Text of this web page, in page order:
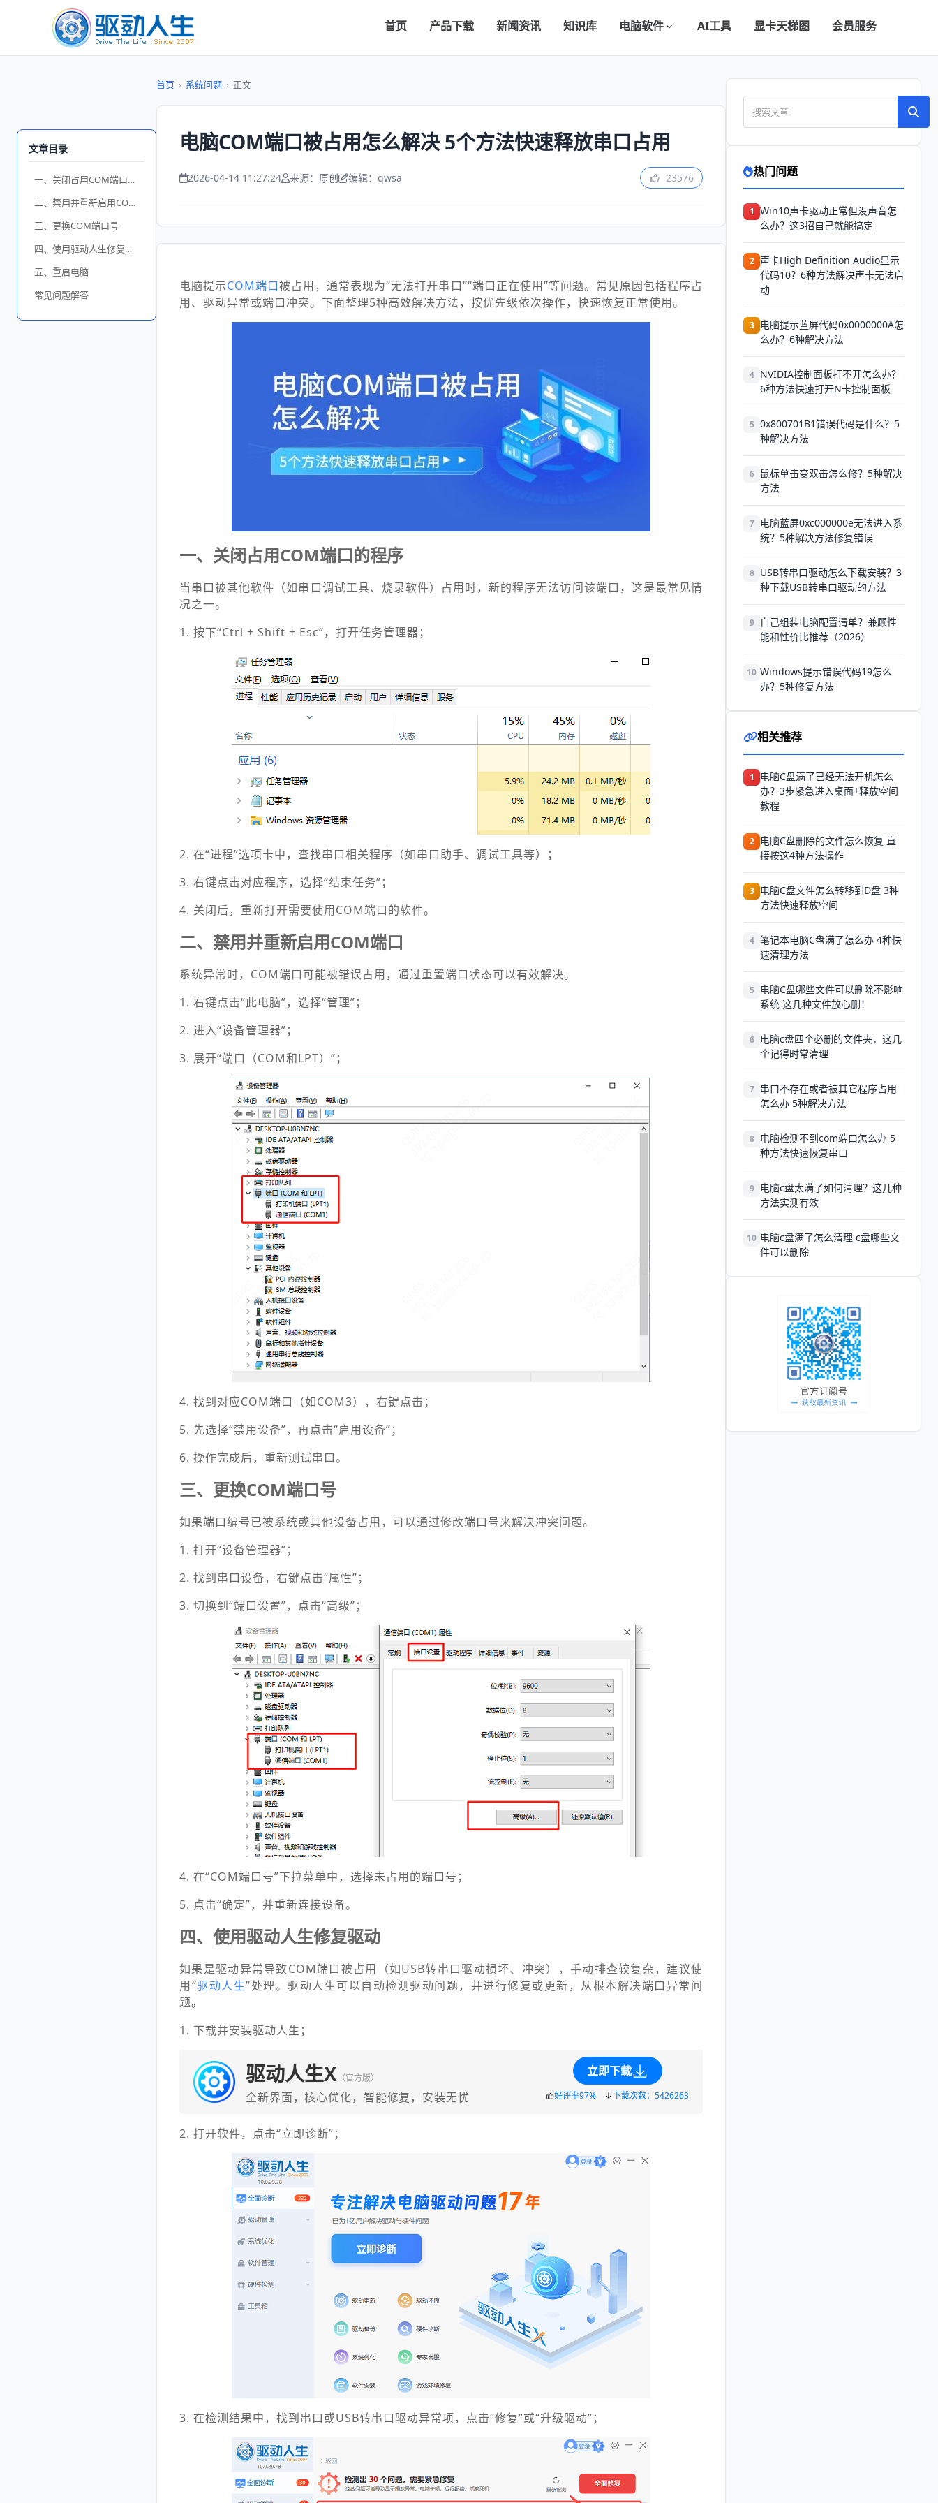
首页 产品下载 新闻资讯 知识库 电脑软件 AI工具 显卡天梯图 会员服务
文章目录
一、关闭占用COM端口的程序
二、禁用并重新启用COM端口
三、更换COM端口号
四、使用驱动人生修复驱动
五、重启电脑
常见问题解答
首页 › 系统问题 › 正文
电脑COM端口被占用怎么解决 5个方法快速释放串口占用
2026-04-14 11:27:24 来源：原创 编辑：qwsa 23576
电脑提示COM端口被占用，通常表现为“无法打开串口”“端口正在使用”等问题。常见原因包括程序占
用、驱动异常或端口冲突。下面整理5种高效解决方法，按优先级依次操作，快速恢复正常使用。
一、关闭占用COM端口的程序
当串口被其他软件（如串口调试工具、烧录软件）占用时，新的程序无法访问该端口，这是最常见情
况之一。
1. 按下“Ctrl + Shift + Esc”，打开任务管理器；
2. 在“进程”选项卡中，查找串口相关程序（如串口助手、调试工具等）；
3. 右键点击对应程序，选择“结束任务”；
4. 关闭后，重新打开需要使用COM端口的软件。
二、禁用并重新启用COM端口
系统异常时，COM端口可能被错误占用，通过重置端口状态可以有效解决。
1. 右键点击“此电脑”，选择“管理”；
2. 进入“设备管理器”；
3. 展开“端口（COM和LPT）”；
4. 找到对应COM端口（如COM3），右键点击；
5. 先选择“禁用设备”，再点击“启用设备”；
6. 操作完成后，重新测试串口。
三、更换COM端口号
如果端口编号已被系统或其他设备占用，可以通过修改端口号来解决冲突问题。
1. 打开“设备管理器”；
2. 找到串口设备，右键点击“属性”；
3. 切换到“端口设置”，点击“高级”；
4. 在“COM端口号”下拉菜单中，选择未占用的端口号；
5. 点击“确定”，并重新连接设备。
四、使用驱动人生修复驱动
如果是驱动异常导致COM端口被占用（如USB转串口驱动损坏、冲突），手动排查较复杂，建议使
用“驱动人生”处理。驱动人生可以自动检测驱动问题，并进行修复或更新，从根本解决端口异常问
题。
1. 下载并安装驱动人生；
驱动人生X （官方版）
全新界面，核心优化，智能修复，安装无忧
立即下载
好评率97% 下载次数：5426263
2. 打开软件，点击“立即诊断”；
3. 在检测结果中，找到串口或USB转串口驱动异常项，点击“修复”或“升级驱动”；
热门问题
1 Win10声卡驱动正常但没声音怎
么办？这3招自己就能搞定
2 声卡High Definition Audio显示
代码10？6种方法解决声卡无法启
动
3 电脑提示蓝屏代码0x0000000A怎
么办？6种解决方法
4 NVIDIA控制面板打不开怎么办？
6种方法快速打开N卡控制面板
5 0x800701B1错误代码是什么？5
种解决方法
6
鼠标单击变双击怎么修？5种解决
方法
7 电脑蓝屏0xc000000e无法进入系
统？5种解决方法修复错误
8 USB转串口驱动怎么下载安装？3
种下载USB转串口驱动的方法
9
自己组装电脑配置清单？兼顾性
能和性价比推荐（2026）
10 Windows提示错误代码19怎么
办？5种修复方法
相关推荐
1
电脑C盘满了已经无法开机怎么
办？3步紧急进入桌面+释放空间
教程
2 电脑C盘删除的文件怎么恢复 直
接按这4种方法操作
3 电脑C盘文件怎么转移到D盘 3种
方法快速释放空间
4 笔记本电脑C盘满了怎么办 4种快
速清理方法
5 电脑C盘哪些文件可以删除不影响
系统 这几种文件放心删！
6 电脑c盘四个必删的文件夹，这几
个记得时常清理
7 串口不存在或者被其它程序占用
怎么办 5种解决方法
8 电脑检测不到com端口怎么办 5
种方法快速恢复串口
9 电脑c盘太满了如何清理？这几种
方法实测有效
10 电脑c盘满了怎么清理 c盘哪些文
件可以删除